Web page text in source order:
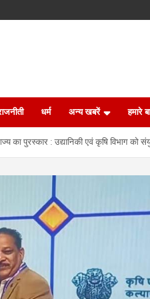
धर्म अन्य खबरें हमारे
का पुरस्कार : उद्यानिकी एवं कृषि विभाग